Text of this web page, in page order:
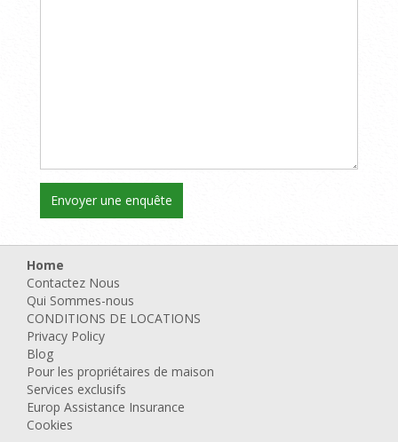
Home
Contactez Nous
Qui Sommes-nous
CONDITIONS DE LOCATIONS
Privacy Policy
Blog
Pour les propriétaires de maison
Services exclusifs
Europ Assistance Insurance
Cookies